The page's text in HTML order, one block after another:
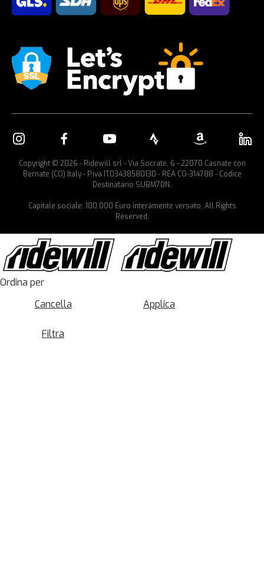
Copyright © 2026 - Ridewill srl - Via Socrate, 6 - 22070 Casnate con
Bernate (CO) Italy - P.iva IT03438580130 - REA CO-314788 - Codice
Destinatario SUBM70N.
Capitale sociale: 100.000 Euro interamente versato. All Rights
Reserved.
Ordina per
Cancella
Applica
Filtra